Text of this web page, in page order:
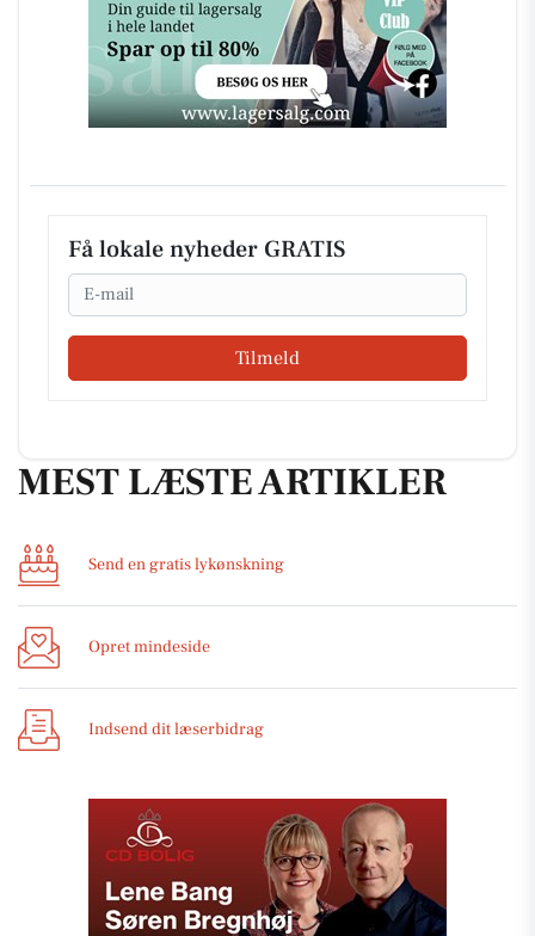
Få lokale nyheder GRATIS
Email
Tilmeld
MEST LÆSTE ARTIKLER
Send en gratis lykønskning
Opret mindeside
Indsend dit læserbidrag